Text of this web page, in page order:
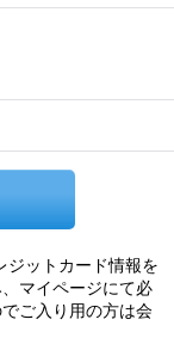
ットカード情報を
マイページにて必
ご入り用の方は会